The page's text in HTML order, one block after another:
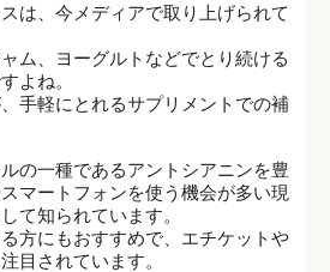
は、今メディアで取り上げられて
ム、ヨーグルトなどでとり続ける
よね。
手軽にとれるサプリメントでの補
の一種であるアントシアニンを豊
マートフォンを使う機会が多い現
て知られています。
方にもおすすめで、エチケットや
目されています。